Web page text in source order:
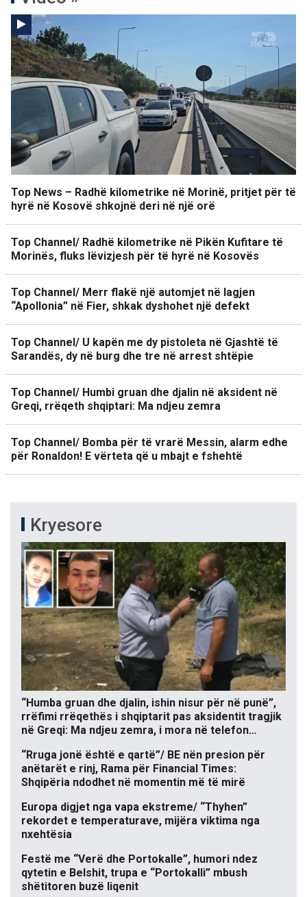
Top News – Radhë kilometrike në Morinë, pritjet për të
hyrë në Kosovë shkojnë deri në një orë
Top Channel/ Radhë kilometrike në Pikën Kufitare të
Morinës, fluks lëvizjesh për të hyrë në Kosovës
Top Channel/ Merr flakë një automjet në lagjen
“Apollonia” në Fier, shkak dyshohet një defekt
Top Channel/ U kapën me dy pistoleta në Gjashtë të
Sarandës, dy në burg dhe tre në arrest shtëpie
Top Channel/ Humbi gruan dhe djalin në aksident në
Greqi, rrëqeth shqiptari: Ma ndjeu zemra
Top Channel/ Bomba për të vrarë Messin, alarm edhe
për Ronaldon! E vërteta që u mbajt e fshehtë
Kryesore
“Humba gruan dhe djalin, ishin nisur për në punë”,
rrëfimi rrëqethës i shqiptarit pas aksidentit tragjik
në Greqi: Ma ndjeu zemra, i mora në telefon…
“Rruga jonë është e qartë”/ BE nën presion për
anëtarët e rinj, Rama për Financial Times:
Shqipëria ndodhet në momentin më të mirë
Europa digjet nga vapa ekstreme/ “Thyhen”
rekordet e temperaturave, mijëra viktima nga
nxehtësia
Festë me “Verë dhe Portokalle”, humori ndez
qytetin e Belshit, trupa e “Portokalli” mbush
shëtitoren buzë liqenit